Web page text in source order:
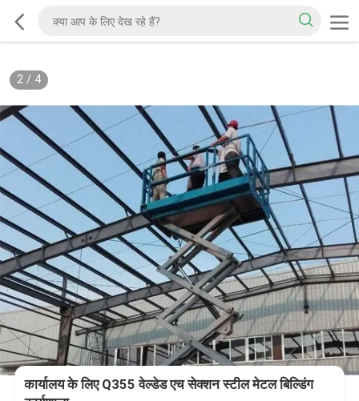
2/ 4
कार्यालय के लिए Q355 वेल्डेड एच सेक्शन स्टील मेटल बिल्डिंग